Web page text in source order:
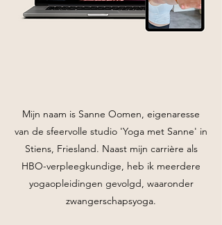
Mijn naam is Sanne Oomen, eigenaresse
van de sfeervolle studio 'Yoga met Sanne' in
Stiens, Friesland. Naast mijn carrière als
HBO-verpleegkundige, heb ik meerdere
yogaopleidingen gevolgd, waaronder
zwangerschapsyoga.